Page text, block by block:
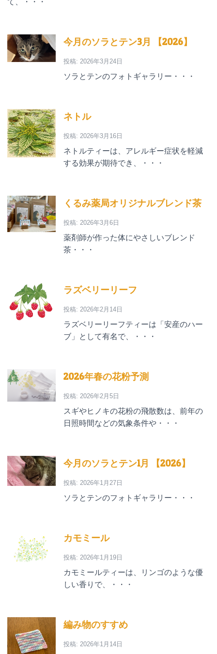
て、・・・
今月のソラとテン3月 【2026】
投稿: 2026年3月24日
ソラとテンのフォトギャラリー・・・
ネトル
投稿: 2026年3月16日
ネトルティーは、アレルギー症状を軽減
する効果が期待でき、・・・
くるみ薬局オリジナルブレンド茶
投稿: 2026年3月6日
薬剤師が作った体にやさしいブレンド
茶・・・
ラズベリーリーフ
投稿: 2026年2月14日
ラズベリーリーフティーは「安産のハー
ブ」として有名で、・・・
2026年春の花粉予測
投稿: 2026年2月5日
スギやヒノキの花粉の飛散数は、前年の
日照時間などの気象条件や・・・
今月のソラとテン1月 【2026】
投稿: 2026年1月27日
ソラとテンのフォトギャラリー・・・
カモミール
投稿: 2026年1月19日
カモミールティーは、リンゴのような優
しい香りで、・・・
編み物のすすめ
投稿: 2026年1月14日